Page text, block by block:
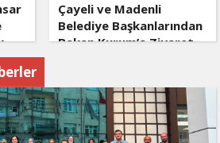
Çayeli ve Madenli
Belediye Başkanlarından
Bakan Kurum’a Ziyaret